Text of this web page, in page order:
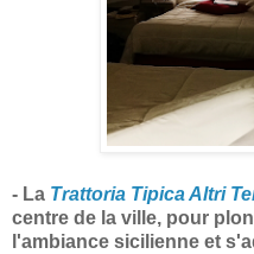
- La Trattoria Tipica Altri
centre de la ville, pour
l'ambiance sicilienne et